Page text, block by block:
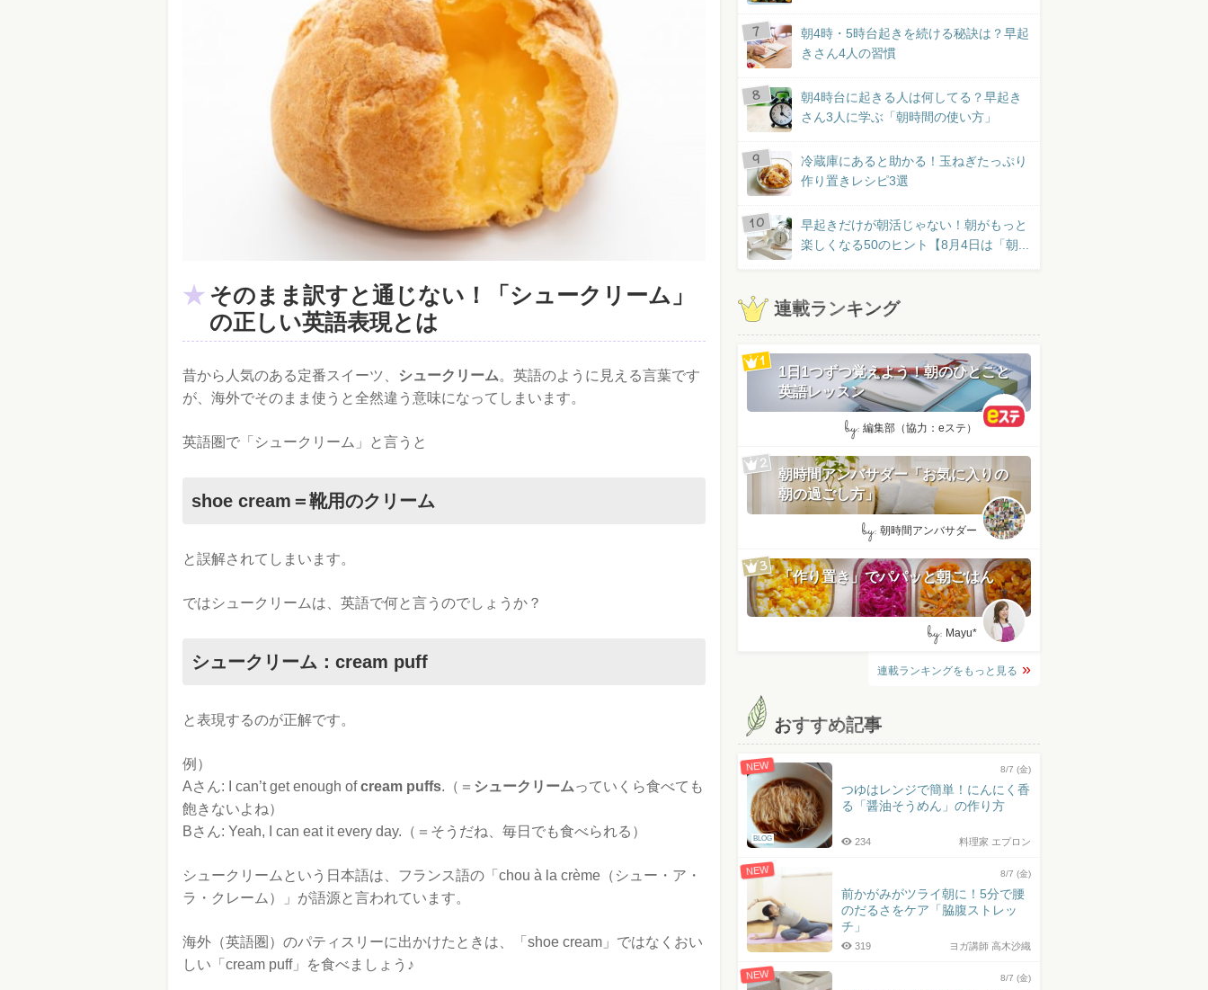
そのまま訳すと通じない！「シュークリーム」
の正しい英語表現とは
昔から人気のある定番スイーツ、 シュークリーム。英語のように見える言葉です
が、海外でそのまま使うと全然違う意味になってしまいます。
英語圏で「シュークリーム」と言うと
shoe cream＝靴用のクリーム
と誤解されてしまいます。
ではシュークリームは、英語で何と言うのでしょうか？
シュークリーム：cream puff
と表現するのが正解です。
例）
Aさん: I can’t get enough ofcream puffs.（＝ シュークリームっていくら食べても
飽きないよね）
Bさん: Yeah, I can eat it every day.（＝そうだね、毎日でも食べられる）
シュークリームという日本語は、フランス語の「chou à la crème（シュー・ア・
ラ・クレーム）」が語源と言われています。
海外（英語圏）のパティスリーに出かけたときは、「shoe cream」ではなくおい
しい「cream puff」を食べましょう♪
朝4時・5時台起きを続ける秘訣は？早起
きさん4人の習慣
朝4時台に起きる人は何してる？早起き
さん3人に学ぶ「朝時間の使い方」
冷蔵庫にあると助かる！玉ねぎたっぷり
作り置きレシピ3選
早起きだけが朝活じゃない！朝がもっと
楽しくなる50のヒント【8月4日は「朝...
連載ランキング
1日1つずつ覚えよう！朝のひとこと
英語レッスン
by: 編集部（協力：eステ）
朝時間アンバサダー「お気に入りの
朝の過ごし方」
by: 朝時間アンバサダー
「作り置き」でパパッと朝ごはん
by: Mayu*
連載ランキングをもっと見る
おすすめ記事
NEW
BLOG
8/7 (金)
つゆはレンジで簡単！にんにく香
る「醤油そうめん」の作り方
料理家 エプロン
234
NEW 8/7 (金)
前かがみがツライ朝に！5分で腰
のだるさをケア「脇腹ストレッ
チ」
ヨガ講師 高木沙織
319
NEW 8/7 (金)